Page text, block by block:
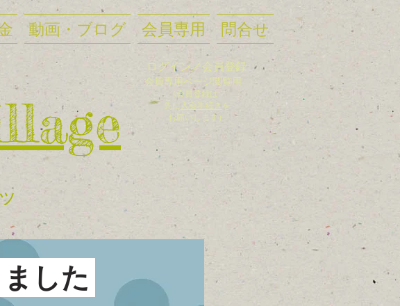
動画・ブログ 会員専用 問合せ
会員専用ページ閲覧用
（会員登録は
先に 入 会手続き を
お願いします）
ログイン／会員登録
した